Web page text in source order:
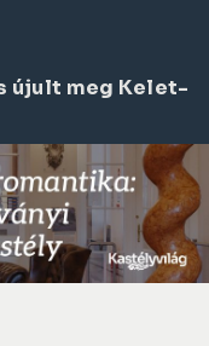
újult meg Kelet-